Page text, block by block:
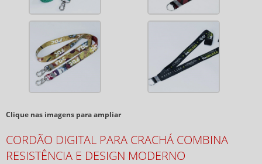
Clique nas imagens para ampliar
CORDÃO DIGITAL PARA CRACHÁ COMBINA
RESISTÊNCIA E DESIGN MODERNO